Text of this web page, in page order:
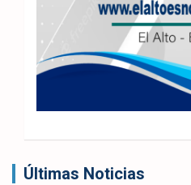
Últimas Noticias